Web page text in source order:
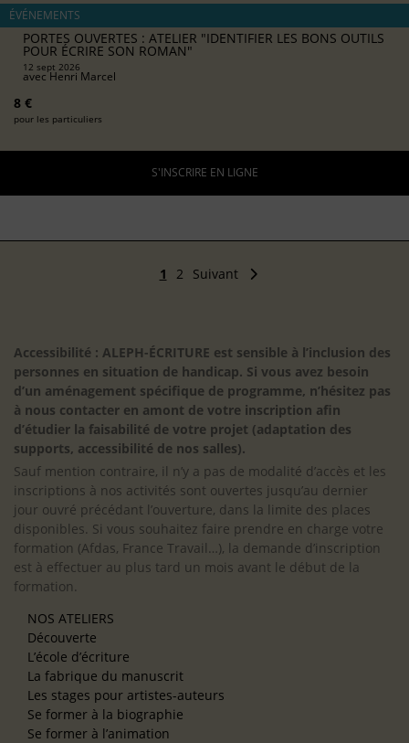
ÉVÉNEMENTS
PORTES OUVERTES : ATELIER "IDENTIFIER LES BONS OUTILS
POUR ÉCRIRE SON ROMAN"
12 sept 2026
avecHenri Marcel
8 €
pour les particuliers
S'INSCRIRE EN LIGNE
1 2 Suivant
Accessibilité : ALEPH-ÉCRITURE est sensible à l’inclusion des
personnes en situation de handicap. Si vous avez besoin
d’un aménagement spécifique de programme, n’hésitez pas
à nous contacter en amont de votre inscription afin
d’étudier la faisabilité de votre projet (adaptation des
supports, accessibilité de nos salles).
Sauf mention contraire, il n’y a pas de modalité d’accès et les
inscriptions à nos activités sont ouvertes jusqu’au dernier
jour ouvré précédant l’ouverture, dans la limite des places
disponibles. Si vous souhaitez faire prendre en charge votre
formation (Afdas, France Travail…), la demande d’inscription
est à effectuer au plus tard un mois avant le début de la
formation.
NOS ATELIERS
Découverte
L’école d’écriture
La fabrique du manuscrit
Les stages pour artistes-auteurs
Se former à la biographie
Se former à l’animation